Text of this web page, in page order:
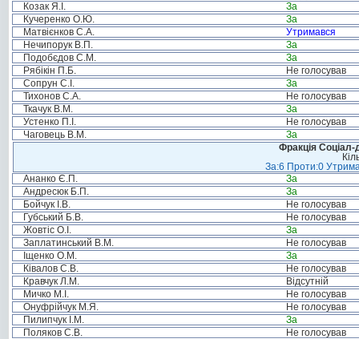
Козак Я.І.
За
Кучеренко О.Ю.
За
Матвієнков С.А.
Утримався
Нечипорук В.П.
За
Подобєдов С.М.
За
Рябікін П.Б.
Не голосував
Сопрун С.І.
За
Тихонов С.А.
Не голосував
Ткачук В.М.
За
Устенко П.І.
Не голосував
Чаговець В.М.
За
Фракція Соціал-
За:6 Проти:0
Ананко Є.П.
За
Андресюк Б.П.
За
Бойчук І.В.
Не голосував
Губський Б.В.
Не голосував
Жовтіс О.І.
За
Заплатинський В.М.
Не голосував
Іщенко О.М.
За
Ківалов С.В.
Не голосував
Кравчук Л.М.
Відсутній
Мичко М.І.
Не голосував
Онуфрійчук М.Я.
Не голосував
Пилипчук І.М.
За
Поляков С.В.
Не голосував